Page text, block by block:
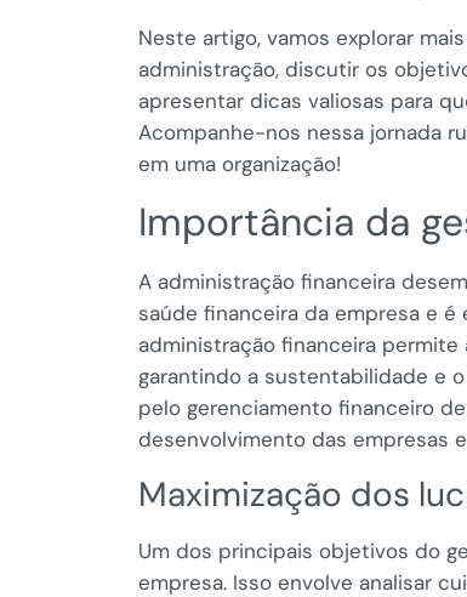
Neste artigo, vamos explorar
administração, discutir os
apresentar dicas valiosas para
Acompanhe-nos nessa jornada
em uma organização!
Importância da
A administração financeira
saúde financeira da empresa e é
administração financeira
garantindo a sustentabilidade e
pelo gerenciamento financeiro
desenvolvimento das empresas
Maximização dos
Um dos principais objetivos do
empresa. Isso envolve analisar